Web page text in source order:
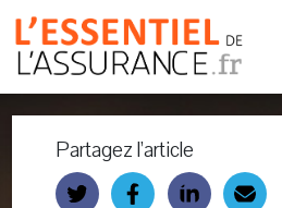
Partagez l’article